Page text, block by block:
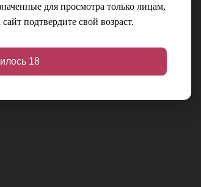
для просмотра только лицам,
подтвердите свой возраст.
18